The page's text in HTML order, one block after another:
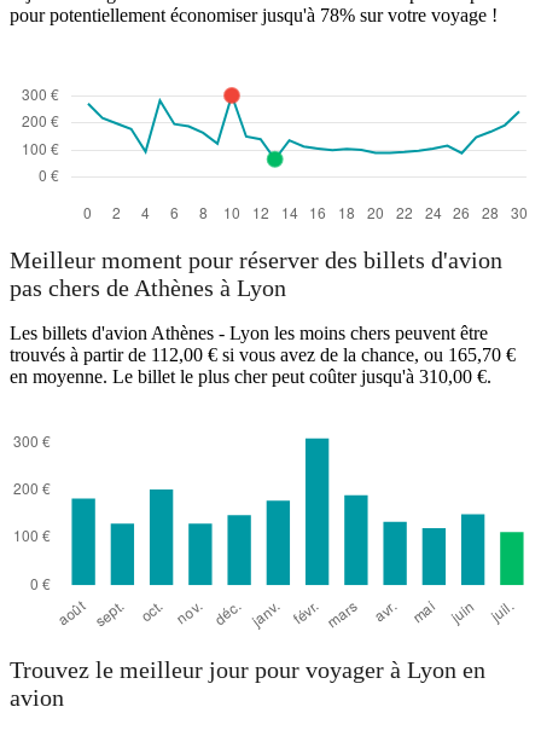
pour potentiellement économiser jusqu'à 78% sur votre voyage !
Meilleur moment pour réserver des billets d'avion
pas chers de Athènes à Lyon
Les billets d'avion Athènes - Lyon les moins chers peuvent être
trouvés à partir de 112,00 € si vous avez de la chance, ou 165,70 €
en moyenne. Le billet le plus cher peut coûter jusqu'à 310,00 €.
Trouvez le meilleur jour pour voyager à Lyon en
avion